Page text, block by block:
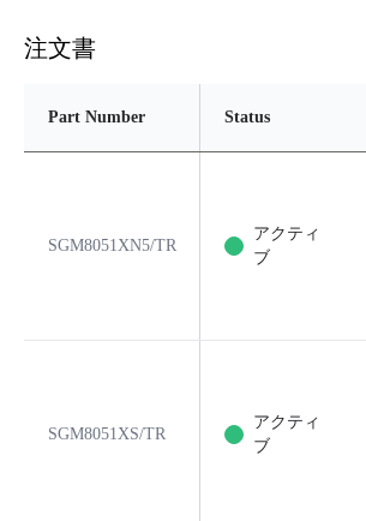
注文書
Part Number Status
SGM8051XN5/TR
アクティ
ブ
SGM8051XS/TR
アクティ
ブ